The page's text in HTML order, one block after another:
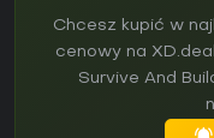
Chcesz kupić w
cenowy na
Survive And